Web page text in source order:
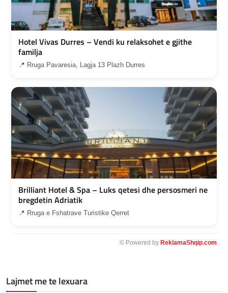
Hotel Vivas Durres – Vendi ku relaksohet e gjithe
familja
📍 Rruga Pavaresia, Lagja 13 Plazh Durres
Brilliant Hotel & Spa – Luks qetesi dhe persosmeri ne
bregdetin Adriatik
📍 Rruga e Fshatrave Turistike Qerret
© Powered by ReklamaShqip.com
Lajmet me te lexuara